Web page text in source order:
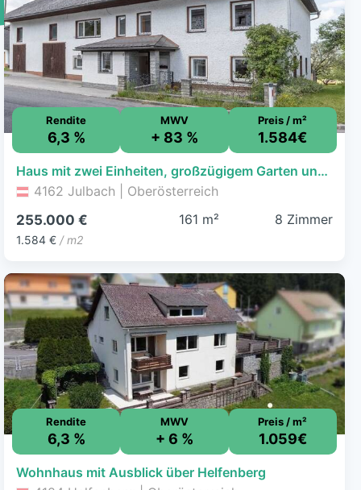
Rendite
6,3 %
MWV
+ 83 %
Preis / m²
1.584€
Haus mit zwei Einheiten, großzügigem Garten und viel Stauraum
4162 Julbach | Oberösterreich
255.000 €
1.584 € / m2
161 m² 8 Zimmer
Rendite
6,3 %
MWV
+ 6 %
Preis / m²
1.059€
Wohnhaus mit Ausblick über Helfenberg